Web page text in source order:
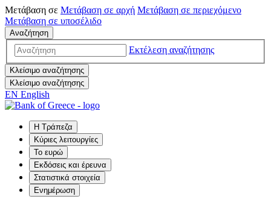
Μετάβαση σε Μετάβαση σε αρχή Μετάβαση σε περιεχόμενο
Μετάβαση σε υποσέλιδο
Αναζήτηση
Εκτέλεση αναζήτησης
Κλείσιμο αναζήτησης
Κλείσιμο αναζήτησης
EN English
Η Τράπεζα
Κύριες λειτουργίες
Το ευρώ
Εκδόσεις και έρευνα
Στατιστικά στοιχεία
Ενημέρωση